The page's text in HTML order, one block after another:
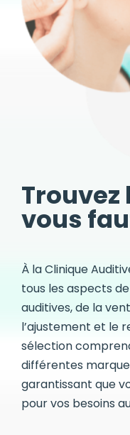
Trouvez
vous
À la Clinique
tous les aspects de
auditives, de la
l’ajustement et le
sélection
différentes
garantissant que
pour vos besoins